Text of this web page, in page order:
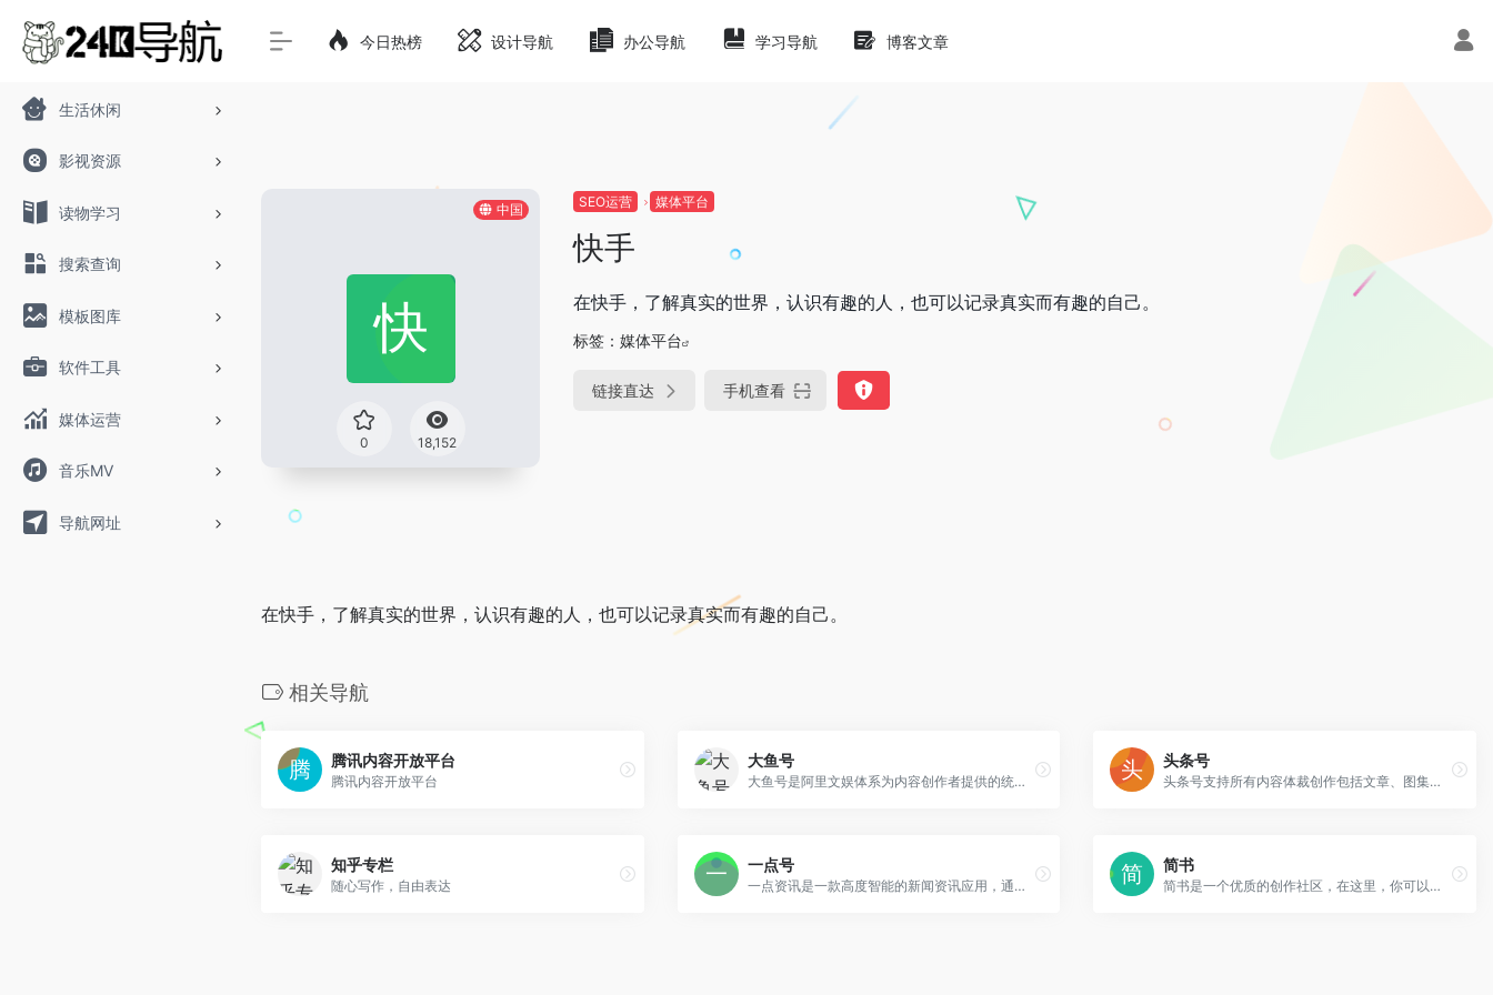
生活休闲
影视资源
读物学习
搜索查询
模板图库
软件工具
媒体运营
音乐MV
导航网址
今日热榜 设计导航 办公导航 学习导航 博客文章
中国
0 18,152
SEO运营 媒体平台
快手
在快手，了解真实的世界，认识有趣的人，也可以记录真实而有趣的自己。
标签： 媒体平台
链接直达 手机查看
在快手，了解真实的世界，认识有趣的人，也可以记录真实而有趣的自己。
相关导航
腾讯内容开放平台
腾讯内容开放平台
大鱼号
大鱼号是阿里文娱体系为内容创作者提供的统一账号
头条号
头条号支持所有内容体裁创作包括文章、图集、短视频、短内容、问答、小视频等类型
知乎专栏
随心写作，自由表达
一点号
一点资讯是一款高度智能的新闻资讯应用，通过它你可以搜索并订阅任意关键词，它会自动帮你聚合整理并实时更新相关资讯，同时会智能分析你的兴趣爱好，为你推荐感兴趣的内容。
简书
简书是一个优质的创作社区，在这里，你可以任性地创作，一篇短文、一张照片、一首诗、一幅画……我们相信，每个人都是生活中的艺术家，有着无穷的创造力。